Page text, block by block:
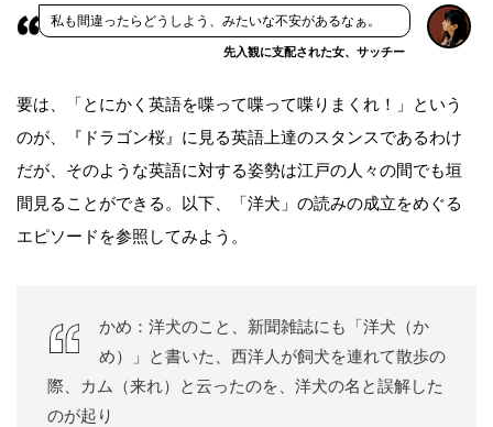
私も間違ったらどうしよう、みたいな不安があるなぁ。
先入観に支配された女、サッチー
要は、「とにかく英語を喋って喋って喋りまくれ！」という
のが、『ドラゴン桜』に見る英語上達のスタンスであるわけ
だが、そのような英語に対する姿勢は江戸の人々の間でも垣
間見ることができる。以下、「洋犬」の読みの成立をめぐる
エピソードを参照してみよう。
かめ：洋犬のこと、新聞雑誌にも「洋犬（か
め）」と書いた、西洋人が飼犬を連れて散歩の
際、カム（来れ）と云ったのを、洋犬の名と誤解した
のが起り